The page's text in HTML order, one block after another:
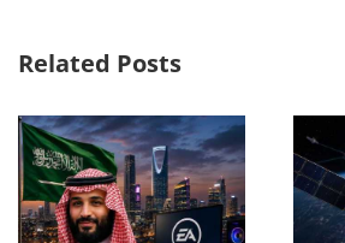
Related Posts